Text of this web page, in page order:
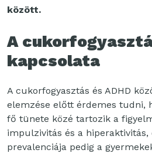
között.
A
kapcsolata
A cukorfogyasztás és ADHD
elemzése előtt érdemes tudni,
fő tünete közé tartozik a
impulzivitás és a
prevalenciája pedig a